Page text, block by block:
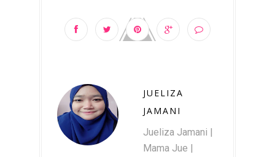
JUELIZA
JAMANI
Jueliza Jamani |
Mama Jue |